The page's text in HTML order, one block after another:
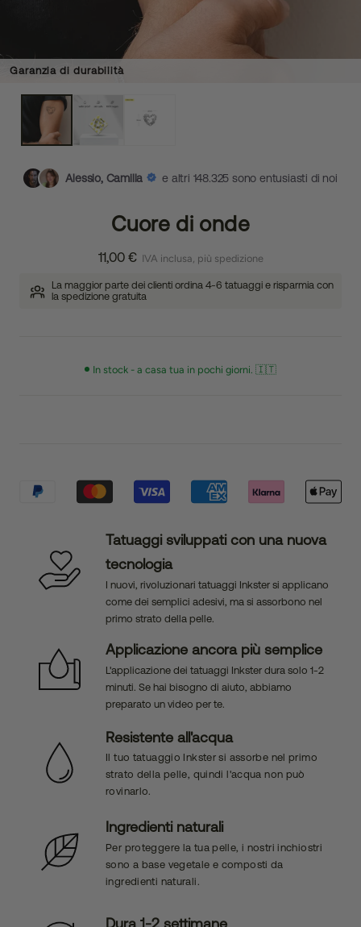
Garanzia di durabilità
Alessio, Camilla e altri 148.325 sono entusiasti di noi
Cuore di onde
11,00 € IVA inclusa, più spedizione
La maggior parte dei clienti ordina 4-6 tatuaggi e risparmia con
la spedizione gratuita
In stock - a casa tua in pochi giorni. 🇮🇹
Tatuaggi sviluppati con una nuova
tecnologia
I nuovi, rivoluzionari tatuaggi Inkster si applicano
come dei semplici adesivi, ma si assorbono nel
primo strato della pelle.
Applicazione ancora più semplice
L'applicazione dei tatuaggi Inkster dura solo 1-2
minuti. Se hai bisogno di aiuto, abbiamo
preparato un video per te.
Resistente all'acqua
Il tuo tatuaggio Inkster si assorbe nel primo
strato della pelle, quindi l'acqua non può
rovinarlo.
Ingredienti naturali
Per proteggere la tua pelle, i nostri inchiostri
sono a base vegetale e composti da
ingredienti naturali.
Dura 1-2 settimane